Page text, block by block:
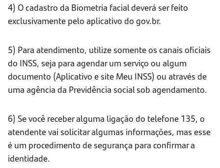
4) O cadastro da Biometria facial deverá ser feito
exclusivamente pelo aplicativo do gov.br.
5) Para atendimento, utilize somente os canais oficiais
do INSS, seja para agendar um serviço ou algum
documento (Aplicativo e site Meu INSS) ou através de
uma agência da Previdência social sob agendamento.
6) Se você receber alguma ligação do telefone 135, o
atendente vai solicitar algumas informações, mas esse
é um procedimento de segurança para confirmar a
identidade.